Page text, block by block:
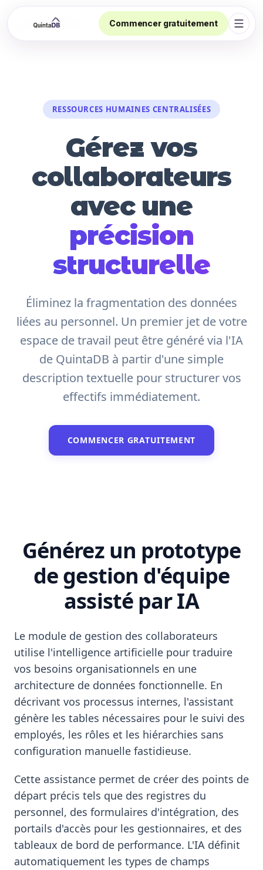
Commencer gratuitement
RESSOURCES HUMAINES CENTRALISÉES
Gérez vos
collaborateurs
avec une
précision
structurelle
Éliminez la fragmentation des données
liées au personnel. Un premier jet de votre
espace de travail peut être généré via l'IA
de QuintaDB à partir d'une simple
description textuelle pour structurer vos
effectifs immédiatement.
COMMENCER GRATUITEMENT
Générez un prototype
de gestion d'équipe
assisté par IA
Le module de gestion des collaborateurs
utilise l'intelligence artificielle pour traduire
vos besoins organisationnels en une
architecture de données fonctionnelle. En
décrivant vos processus internes, l'assistant
génère les tables nécessaires pour le suivi des
employés, les rôles et les hiérarchies sans
configuration manuelle fastidieuse.
Cette assistance permet de créer des points de
départ précis tels que des registres du
personnel, des formulaires d'intégration, des
portails d'accès pour les gestionnaires, et des
tableaux de bord de performance. L'IA définit
automatiquement les types de champs